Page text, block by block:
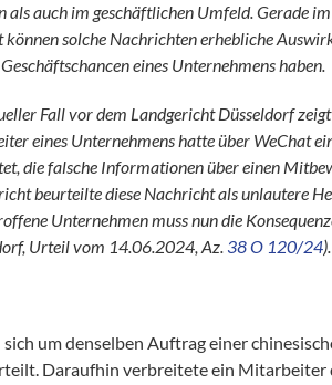
als auch im geschäftlichen Umfeld. Gerade
können solche Nachrichten erhebliche
eines Unternehmens haben.
Fall vor dem Landgericht Düsseldorf
eines Unternehmens hatte über WeChat
die falsche Informationen über einen
beurteilte diese Nachricht als unlautere
Unternehmen muss nun die
Urteil vom 14.06.2024, Az. 38 O 120/24).
um denselben Auftrag einer
Daraufhin verbreitete ein Mitarbeiter